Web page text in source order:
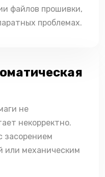
файлов прошивки,
проблемах.
не
некорректно.
засорением
или механическим